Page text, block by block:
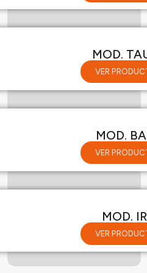
MOD.
VER
MOD.
VER
MOD.
VER